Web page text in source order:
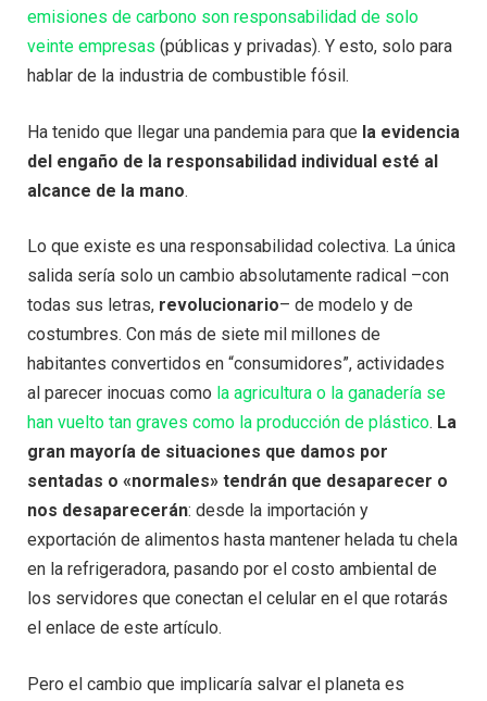
emisiones de carbono son responsabilidad de solo
veinte empresas (públicas y privadas). Y esto, solo para
hablar de la industria de combustible fósil.
Ha tenido que llegar una pandemia para que la evidencia
del engaño de la responsabilidad individual esté al
alcance de la mano.
Lo que existe es una responsabilidad colectiva. La única
salida sería solo un cambio absolutamente radical –con
todas sus letras, revolucionario– de modelo y de
costumbres. Con más de siete mil millones de
habitantes convertidos en “consumidores”, actividades
al parecer inocuas como la agricultura o la ganadería se
han vuelto tan graves como la producción de plástico. La
gran mayoría de situaciones que damos por
sentadas o «normales» tendrán que desaparecer o
nos desaparecerán: desde la importación y
exportación de alimentos hasta mantener helada tu chela
en la refrigeradora, pasando por el costo ambiental de
los servidores que conectan el celular en el que rotarás
el enlace de este artículo.
Pero el cambio que implicaría salvar el planeta es